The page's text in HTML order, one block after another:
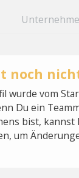
noch
wurde vom
Du ein
bist, kannst
um